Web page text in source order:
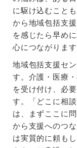
に駆け込むこと
から地域包括支
を感じたら早め
心につながります
地域包括支援セ
す。介護・医療
を受け付け、必
す。「どこに相
は、まずここに
から支援へのつ
は実質的に頼も